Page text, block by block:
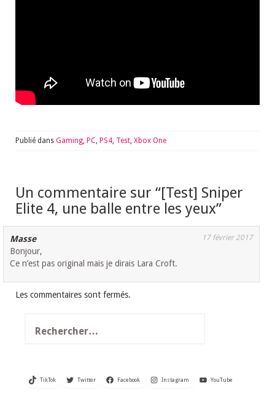
Publié dans Gaming, PC, PS4, Test, Xbox One
Un commentaire sur “[Test] Sniper
Elite 4, une balle entre les yeux”
Masse 17 février 2017
Bonjour,
Ce n’est pas original mais je dirais Lara Croft.
Les commentaires sont fermés.
TikTok Twitter Facebook Instagram YouTube